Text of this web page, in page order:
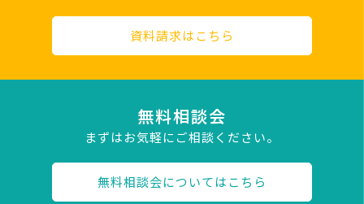
資料請求はこちら
無料相談会
まずはお気軽にご相談ください。
無料相談会についてはこちら